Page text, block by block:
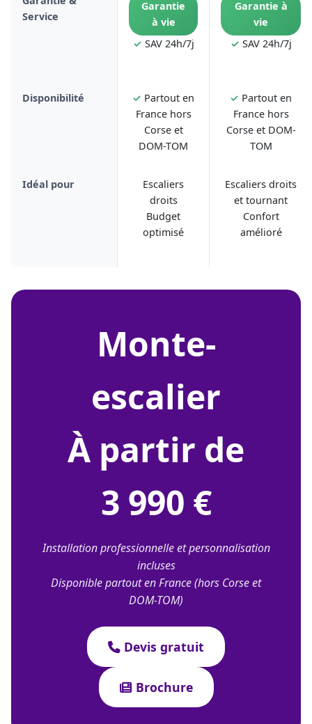
Service
Garantie
à vie
✓ SAV 24h/7j
Garantie à
vie
✓ SAV 24h/7j
Disponibilité ✓ Partout en
France hors
Corse et
DOM-TOM
✓ Partout en
France hors
Corse et DOM-
TOM
Idéal pour
Escaliers
droits
Budget
optimisé
Escaliers droits
et tournant
Confort
amélioré
monte-
escalier
À partir de
3 990 €
Installation professionnelle et personnalisation
incluses
Disponible partout en France (hors Corse et
DOM-TOM)
Devis gratuit
Brochure